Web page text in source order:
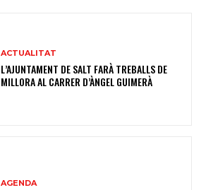
ACTUALITAT
L’AJUNTAMENT DE SALT FARÀ TREBALLS DE
MILLORA AL CARRER D’ÀNGEL GUIMERÀ
AGENDA